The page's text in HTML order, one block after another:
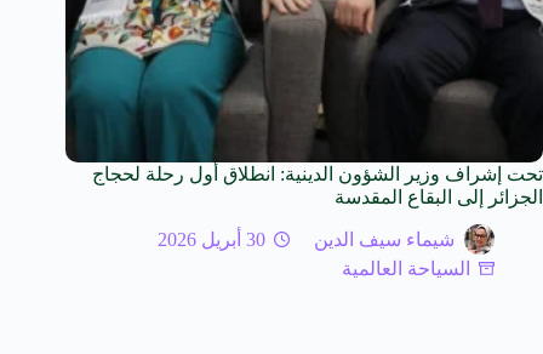
تحت إشراف وزير الشؤون الدينية: انطلاق أول رحلة لحجاج
الجزائر إلى البقاع المقدسة
شيماء سيف الدين
30 أبريل 2026
السياحة العالمية